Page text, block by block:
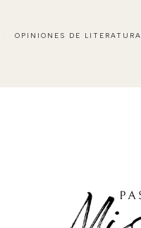
OPINIONES DE LITERATURA